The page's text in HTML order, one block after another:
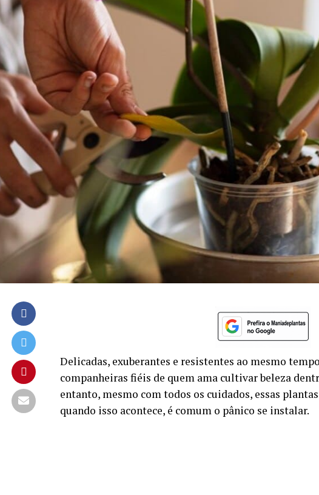
Delicadas, exuberantes e resistentes ao mesmo
companheiras fiéis de quem ama cultivar beleza
entanto, mesmo com todos os cuidados, essas
quando isso acontece, é comum o pânico se instalar.